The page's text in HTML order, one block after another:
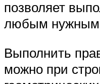
позволяет
любым нужным
Выполнить
можно при